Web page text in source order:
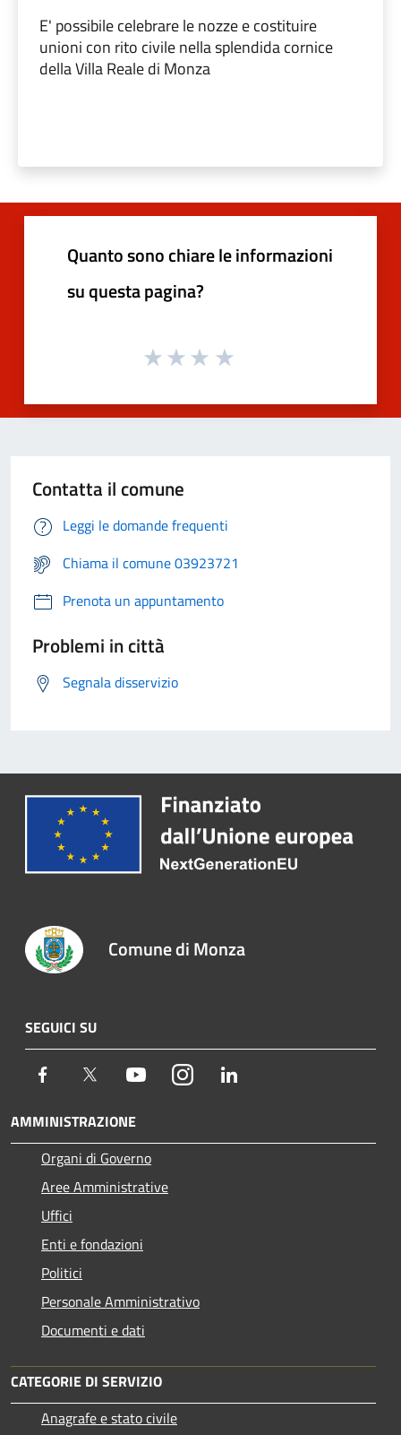
E' possibile celebrare le nozze e costituire
unioni con rito civile nella splendida cornice
della Villa Reale di Monza
Quanto sono chiare le informazioni
su questa pagina?
Contatta il comune
Leggi le domande frequenti
Chiama il comune 03923721
Prenota un appuntamento
Problemi in città
Segnala disservizio
Comune di Monza
SEGUICI SU
Facebook Twitter YoutubeInstagram
AMMINISTRAZIONE
Organi di Governo
Aree Amministrative
Uffici
Enti e fondazioni
Politici
Personale Amministrativo
Documenti e dati
CATEGORIE DI SERVIZIO
Anagrafe e stato civile